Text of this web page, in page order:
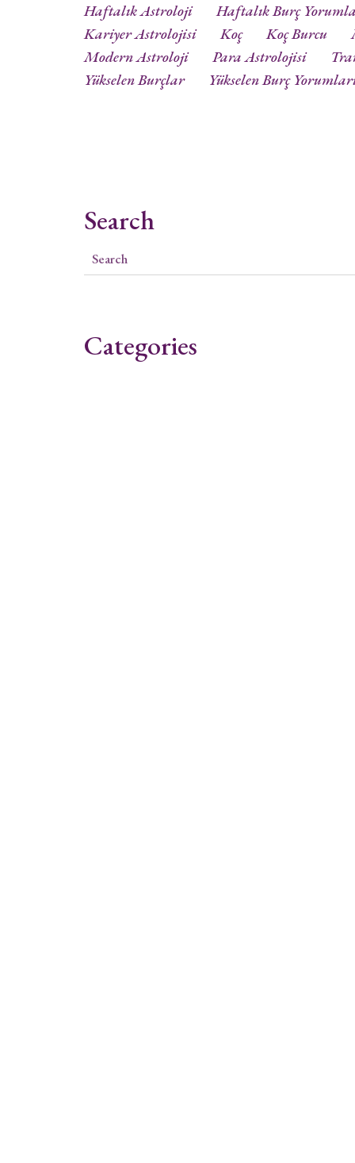
Haftalık Astroloji
Haftalık Burç
Kariyer Astrolojisi
Koç Koç Burcu
Modern Astroloji
Para Astrolojisi
Yükselen Burçlar
Yükselen Burç
Search
Categories